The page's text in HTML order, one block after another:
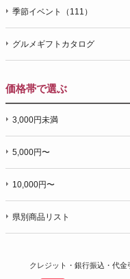
季節イベント（111）
グルメギフトカタログ
価格帯で選ぶ
3,000円未満
5,000円〜
10,000円〜
県別商品リスト
クレジット・銀行振込・代